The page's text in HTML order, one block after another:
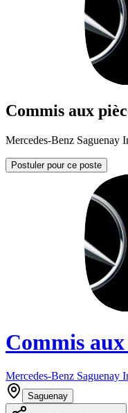
Commis aux
Mercedes-Benz Saguenay
Postuler pour ce poste
Commis aux
Mercedes-Benz Saguenay
Saguenay